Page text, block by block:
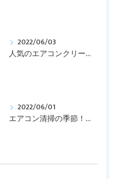
2022/06/03
人気のエアコンクリーニング！！
2022/06/01
エアコン清掃の季節！！！